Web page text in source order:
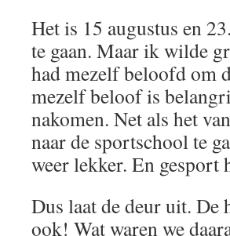
Het is 15 augustus en
te gaan. Maar ik wilde
had mezelf beloofd om
mezelf beloof is
nakomen. Net als het
naar de sportschool te
weer lekker. En gesport
Dus laat de deur uit. De
ook! Wat waren we